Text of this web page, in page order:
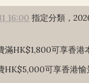
16:00 指定分類，
滿HK$1,800可享香港
HK$5,000可享香港愉